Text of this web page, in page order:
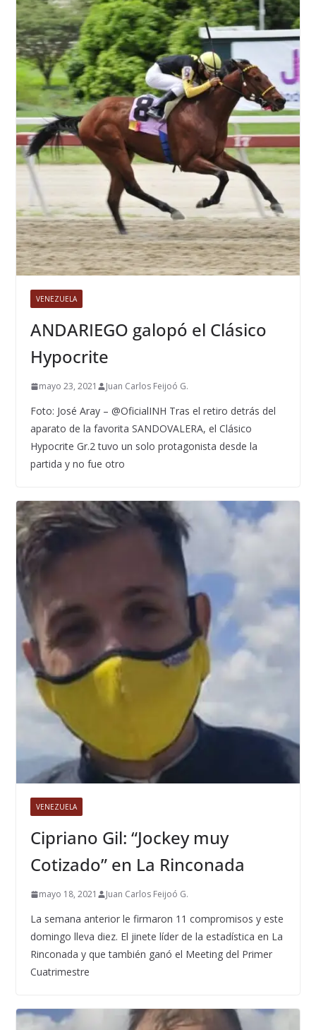
VENEZUELA
ANDARIEGO galopó el Clásico
Hypocrite
mayo 23, 2021 Juan Carlos Feijoó G.
Foto: José Aray – @OficialINH Tras el retiro detrás del
aparato de la favorita SANDOVALERA, el Clásico
Hypocrite Gr.2 tuvo un solo protagonista desde la
partida y no fue otro
VENEZUELA
Cipriano Gil: “Jockey muy
Cotizado” en La Rinconada
mayo 18, 2021 Juan Carlos Feijoó G.
La semana anterior le firmaron 11 compromisos y este
domingo lleva diez. El jinete líder de la estadística en La
Rinconada y que también ganó el Meeting del Primer
Cuatrimestre